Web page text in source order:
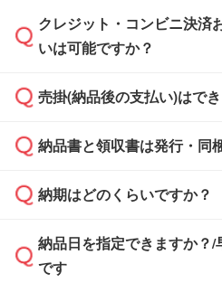
通常、翌営業日までにお
雑状況によっては、お時間
依頼いただいた場合は、翌
クレジット・コンビニ決済
いは可能ですか？
銀行振込のみのご対応と
売掛(納品後の支払い)はで
基本的には先入金をお願い
どの場合は、月末締め翌月
また、卒業・卒園記念品で
納品書と領収書は発行・同
納品書・領収書は ご依頼
ず、通常はPDFデータを
ます。
納期はどのくらいですか？
・印刷する場合(500個程
ご入金、イメージ画像の
納品日を指定できますか？
です